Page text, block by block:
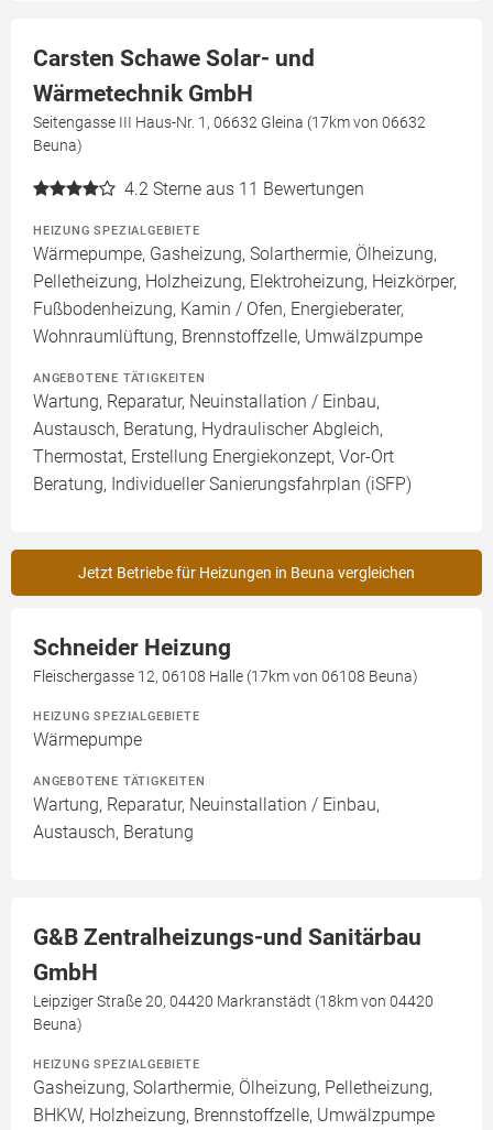
Carsten Schawe Solar- und
Wärmetechnik GmbH
Seitengasse III Haus-Nr. 1, 06632 Gleina (17km von 06632
Beuna)
4.2 Sterne aus 11 Bewertungen
HEIZUNG SPEZIALGEBIETE
Wärmepumpe, Gasheizung, Solarthermie, Ölheizung,
Pelletheizung, Holzheizung, Elektroheizung, Heizkörper,
Fußbodenheizung, Kamin / Ofen, Energieberater,
Wohnraumlüftung, Brennstoffzelle, Umwälzpumpe
ANGEBOTENE TÄTIGKEITEN
Wartung, Reparatur, Neuinstallation / Einbau,
Austausch, Beratung, Hydraulischer Abgleich,
Thermostat, Erstellung Energiekonzept, Vor-Ort
Beratung, Individueller Sanierungsfahrplan (iSFP)
Jetzt Betriebe für Heizungen in Beuna vergleichen
Schneider Heizung
Fleischergasse 12, 06108 Halle (17km von 06108 Beuna)
HEIZUNG SPEZIALGEBIETE
Wärmepumpe
ANGEBOTENE TÄTIGKEITEN
Wartung, Reparatur, Neuinstallation / Einbau,
Austausch, Beratung
G&B Zentralheizungs-und Sanitärbau
GmbH
Leipziger Straße 20, 04420 Markranstädt (18km von 04420
Beuna)
HEIZUNG SPEZIALGEBIETE
Gasheizung, Solarthermie, Ölheizung, Pelletheizung,
BHKW, Holzheizung, Brennstoffzelle, Umwälzpumpe